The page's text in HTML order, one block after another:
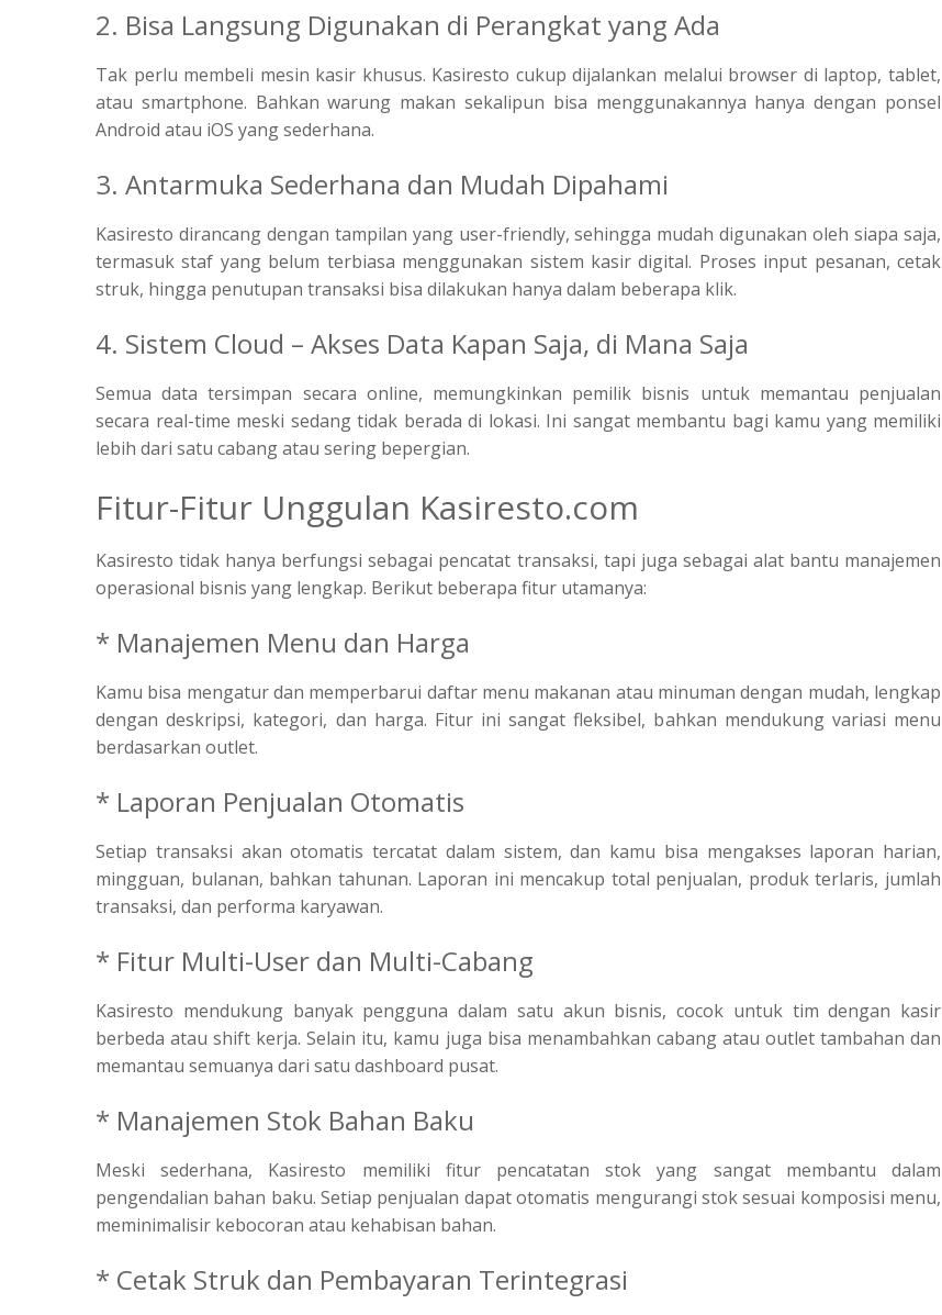
2. Bisa Langsung Digunakan di Perangkat yang Ada
Tak perlu membeli mesin kasir khusus. Kasiresto cukup dijalankan melalui browser di laptop, tablet,
atau smartphone. Bahkan warung makan sekalipun bisa menggunakannya hanya dengan ponsel
Android atau iOS yang sederhana.
3. Antarmuka Sederhana dan Mudah Dipahami
Kasiresto dirancang dengan tampilan yang user-friendly, sehingga mudah digunakan oleh siapa saja,
termasuk staf yang belum terbiasa menggunakan sistem kasir digital. Proses input pesanan, cetak
struk, hingga penutupan transaksi bisa dilakukan hanya dalam beberapa klik.
4. Sistem Cloud – Akses Data Kapan Saja, di Mana Saja
Semua data tersimpan secara online, memungkinkan pemilik bisnis untuk memantau penjualan
secara real-time meski sedang tidak berada di lokasi. Ini sangat membantu bagi kamu yang memiliki
lebih dari satu cabang atau sering bepergian.
Fitur-Fitur Unggulan Kasiresto.com
Kasiresto tidak hanya berfungsi sebagai pencatat transaksi, tapi juga sebagai alat bantu manajemen
operasional bisnis yang lengkap. Berikut beberapa fitur utamanya:
* Manajemen Menu dan Harga
Kamu bisa mengatur dan memperbarui daftar menu makanan atau minuman dengan mudah, lengkap
dengan deskripsi, kategori, dan harga. Fitur ini sangat fleksibel, bahkan mendukung variasi menu
berdasarkan outlet.
* Laporan Penjualan Otomatis
Setiap transaksi akan otomatis tercatat dalam sistem, dan kamu bisa mengakses laporan harian,
mingguan, bulanan, bahkan tahunan. Laporan ini mencakup total penjualan, produk terlaris, jumlah
transaksi, dan performa karyawan.
* Fitur Multi-User dan Multi-Cabang
Kasiresto mendukung banyak pengguna dalam satu akun bisnis, cocok untuk tim dengan kasir
berbeda atau shift kerja. Selain itu, kamu juga bisa menambahkan cabang atau outlet tambahan dan
memantau semuanya dari satu dashboard pusat.
* Manajemen Stok Bahan Baku
Meski sederhana, Kasiresto memiliki fitur pencatatan stok yang sangat membantu dalam
pengendalian bahan baku. Setiap penjualan dapat otomatis mengurangi stok sesuai komposisi menu,
meminimalisir kebocoran atau kehabisan bahan.
* Cetak Struk dan Pembayaran Terintegrasi